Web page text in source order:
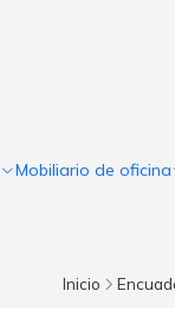
Mobiliario de oficina
Inicio